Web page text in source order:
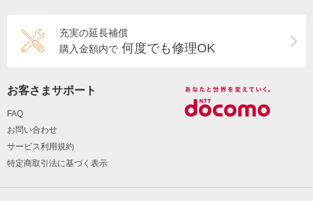
充実の延長補償
購入金額内で 何度でも修理OK
お客さまサポート
FAQ
お問い合わせ
サービス利用規約
特定商取引法に基づく表示